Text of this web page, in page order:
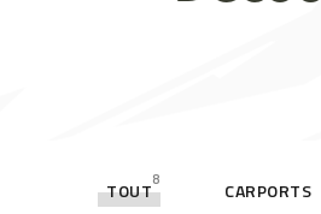
TOUT8 CARPORTS